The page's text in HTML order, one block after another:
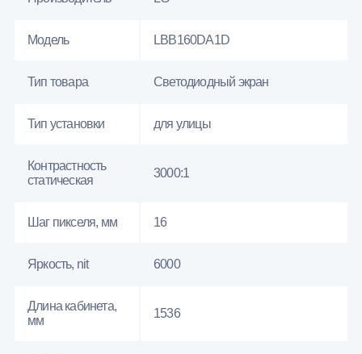
Модель LBB160DA1D
Тип товара Светодиодный экран
Тип установки для улицы
Контрастность
статическая
3000:1
Шаг пикселя, мм 16
Яркость, nit 6000
Длина кабинета,
мм
1536